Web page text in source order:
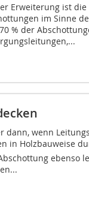
Erweiterung ist
im Sinne
% der
dann, wenn
in Holzbauweise
ebenso